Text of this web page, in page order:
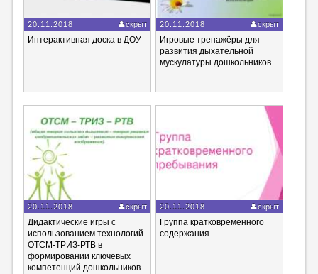
20.11.2018 скрыт
Интерактивная доска в ДОУ
20.11.2018 скрыт
Игровые тренажёры для
развития дыхательной
мускулатуры дошкольников
20.11.2018 скрыт
Дидактические игры с
использованием технологий
ОТСМ-ТРИЗ-РТВ в
формировании ключевых
компетенций дошкольников
20.11.2018 скрыт
Группа кратковременного
содержания